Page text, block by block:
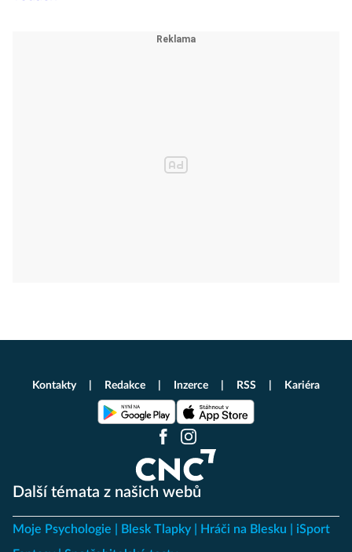
Další témata z našich webů
Moje Psychologie Blesk Tlapky Hráči na Blesku
iSport
Kontakty Redakce Inzerce RSS Kariéra